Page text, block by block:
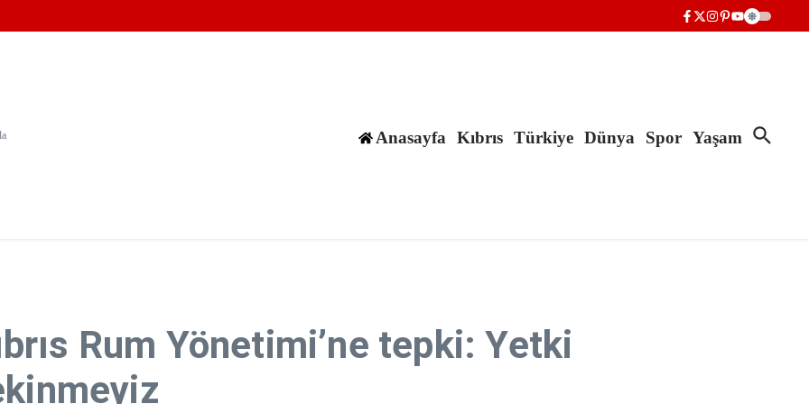
Anasayfa Kıbrıs Türkiye Dünya Spor Yaşam
Rum Yönetimi’ne tepki: Yetki